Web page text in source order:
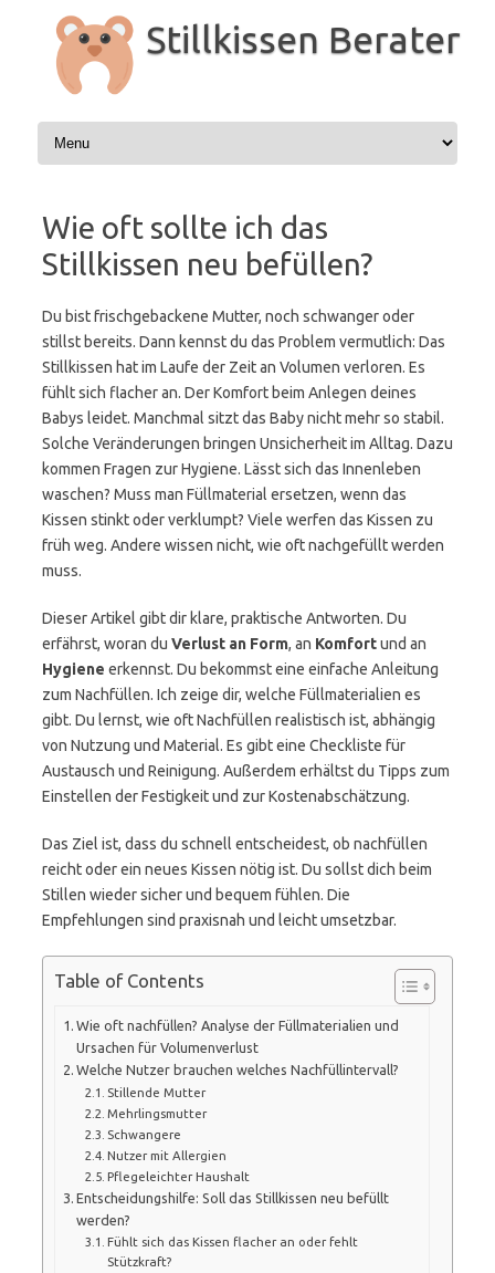
Inhalt
springen
Stillkissen Berater
Wie oft sollte ich das
Stillkissen neu befüllen?
Du bist frischgebackene Mutter, noch schwanger oder
stillst bereits. Dann kennst du das Problem vermutlich: Das
Stillkissen hat im Laufe der Zeit an Volumen verloren. Es
fühlt sich flacher an. Der Komfort beim Anlegen deines
Babys leidet. Manchmal sitzt das Baby nicht mehr so stabil.
Solche Veränderungen bringen Unsicherheit im Alltag. Dazu
kommen Fragen zur Hygiene. Lässt sich das Innenleben
waschen? Muss man Füllmaterial ersetzen, wenn das
Kissen stinkt oder verklumpt? Viele werfen das Kissen zu
früh weg. Andere wissen nicht, wie oft nachgefüllt werden
muss.
Dieser Artikel gibt dir klare, praktische Antworten. Du
erfährst, woran du Verlust an Form, an Komfortund an
Hygiene erkennst. Du bekommst eine einfache Anleitung
zum Nachfüllen. Ich zeige dir, welche Füllmaterialien es
gibt. Du lernst, wie oft Nachfüllen realistisch ist, abhängig
von Nutzung und Material. Es gibt eine Checkliste für
Austausch und Reinigung. Außerdem erhältst du Tipps zum
Einstellen der Festigkeit und zur Kostenabschätzung.
Das Ziel ist, dass du schnell entscheidest, ob nachfüllen
reicht oder ein neues Kissen nötig ist. Du sollst dich beim
Stillen wieder sicher und bequem fühlen. Die
Empfehlungen sind praxisnah und leicht umsetzbar.
Table of Contents
Wie oft nachfüllen? Analyse der Füllmaterialien und
Ursachen für Volumenverlust
Welche Nutzer brauchen welches Nachfüllintervall?
Stillende Mutter
Mehrlingsmutter
Schwangere
Nutzer mit Allergien
Pflegeleichter Haushalt
Entscheidungshilfe: Soll das Stillkissen neu befüllt
werden?
Fühlt sich das Kissen flacher an oder fehlt
Stützkraft?